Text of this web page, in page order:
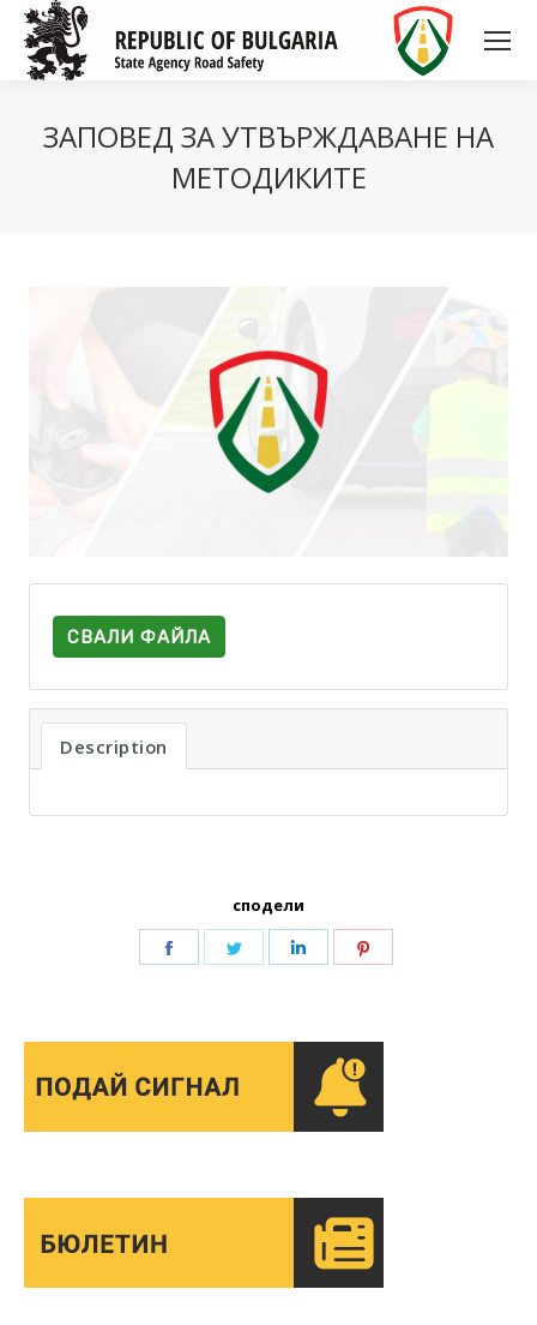
ЗАПОВЕД ЗА УТВЪРЖДАВАНЕ НА
МЕТОДИКИТЕ
СВАЛИ ФАЙЛА
Description
сподели